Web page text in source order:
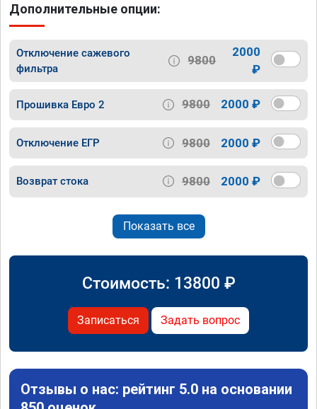
Дополнительные опции:
Отключение сажевого
фильтра
9800
2000
₽
Прошивка Евро 2 9800 2000 ₽
Отключение ЕГР 9800 2000 ₽
Возврат стока 9800 2000 ₽
Показать все
Стоимость: 13800 ₽
Записаться Задать вопрос
Отзывы о нас: рейтинг 5.0 на основании